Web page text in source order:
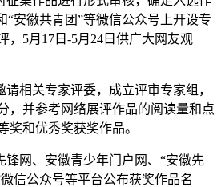
“安徽共青团”等微信公众号上开设专
，5月17日-5月24日供广大网友观
相关专家评委，成立评审专家组，
，并参考网络展评作品的阅读量和点
奖和优秀奖获奖作品。
锋网、安徽青少年门户网、“安徽先
信公众号等平台公布获奖作品名